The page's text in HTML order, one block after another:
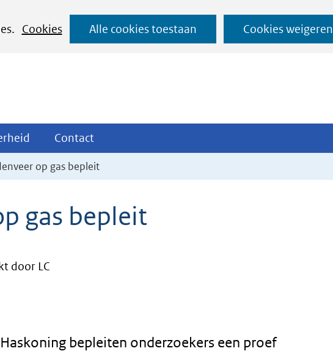
Cookies
Alle cookies toestaan Cookies weigeren
Ga
naar
Overheid
Uitklappen
Contact
Uitklappen
op gas bepleit
gas bepleit
door LC
bepleiten onderzoekers een proef